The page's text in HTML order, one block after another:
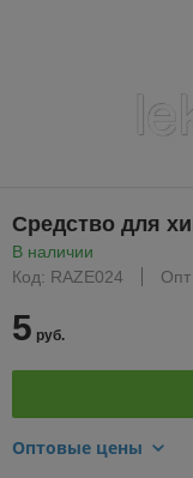
Средство для
В наличии
Код: RAZE024
5 руб.
Оптовые цены